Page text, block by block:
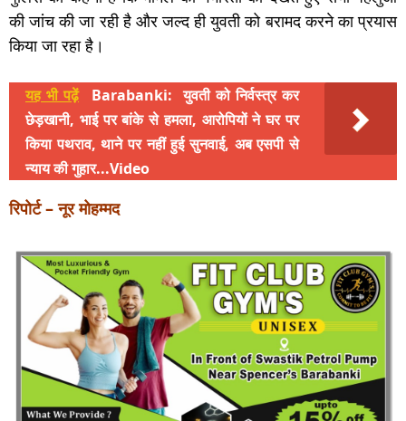
की जांच की जा रही है और जल्द ही युवती को बरामद करने का प्रयास
किया जा रहा है।
यह भी पढ़ें
Barabanki: युवती को निर्वस्त्र कर
छेड़खानी, भाई पर बांके से हमला, आरोपियों ने घर पर
किया पथराव, थाने पर नहीं हुई सुनवाई, अब एसपी से
न्याय की गुहार...Video
रिपोर्ट – नूर मोहम्मद